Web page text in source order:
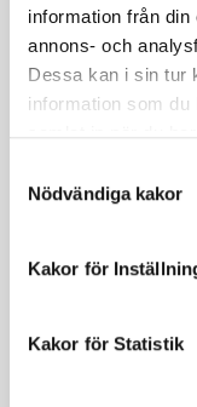
information från
annons- och
Dessa kan i sin tur
information som du
samlat in när du
Nödvändiga kakor
Kakor för
Kakor för Statistik